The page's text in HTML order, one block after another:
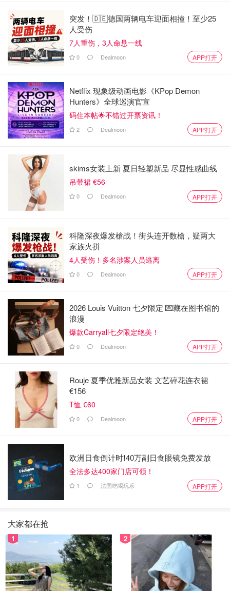
突发！🇩🇪德国两辆电车迎面相撞！至少25
人受伤
7人重伤，3人命悬一线
0 Dealmoon APP打开
Netflix 现象级动画电影《KPop Demon
Hunters》全球巡演官宣
码住本帖🌟不错过开票资讯！
2 Dealmoon APP打开
skims女装上新 夏日轻塑新品 尽显性感曲线
吊带裙 €56
0 Dealmoon APP打开
科隆深夜爆发槍战！街头连开数槍，疑两大
家族火拼
4人受伤！多名涉案人员逃离
0 Dealmoon APP打开
2026 Louis Vuitton 七夕限定 💌藏在图书馆的
浪漫
爆款Carryall七夕限定绝美！
0 Dealmoon APP打开
Rouje 夏季优雅新品女装 文艺碎花连衣裙
€156
T恤 €60
0 Dealmoon APP打开
欧洲日食倒计时❗️40万副日食眼镜免费发放
全法多达400家门店可领！
1 法国吃喝玩乐 APP打开
大家都在抢
1 2